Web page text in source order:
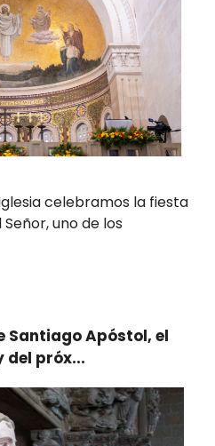
celebramos la fiesta
uno de los
Santiago Apóstol, el
del próx...